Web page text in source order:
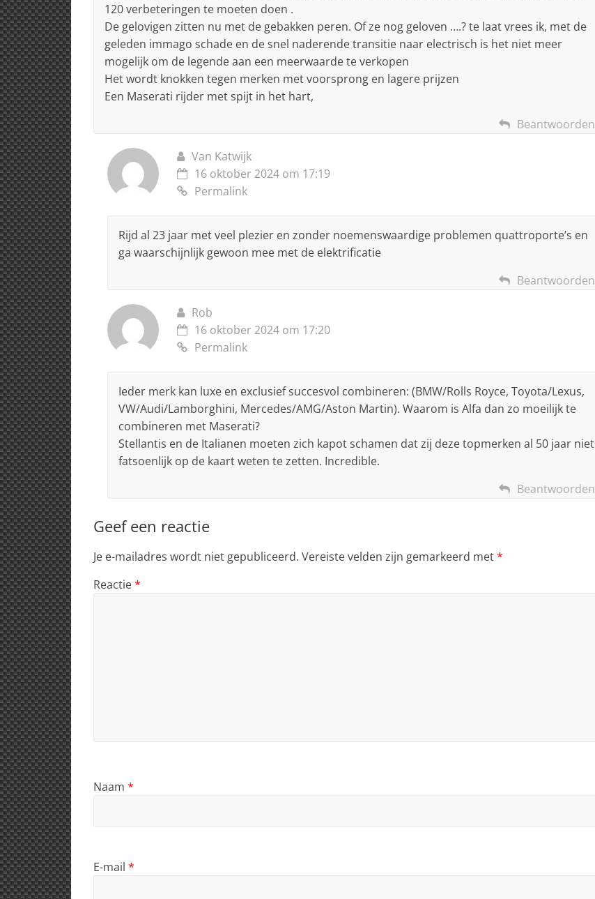
120 verbeteringen te moeten doen .
De gelovigen zitten nu met de gebakken peren. Of ze nog geloven ….? te laat vrees ik, met de
geleden immago schade en de snel naderende transitie naar electrisch is het niet meer
mogelijk om de legende aan een meerwaarde te verkopen
Het wordt knokken tegen merken met voorsprong en lagere prijzen
Een Maserati rijder met spijt in het hart,
Beantwoorden
Van Katwijk
16 oktober 2024 om 17:19
Permalink
Rijd al 23 jaar met veel plezier en zonder noemenswaardige problemen quattroporte’s en
ga waarschijnlijk gewoon mee met de elektrificatie
Beantwoorden
Rob
16 oktober 2024 om 17:20
Permalink
Ieder merk kan luxe en exclusief succesvol combineren: (BMW/Rolls Royce, Toyota/Lexus,
VW/Audi/Lamborghini, Mercedes/AMG/Aston Martin). Waarom is Alfa dan zo moeilijk te
combineren met Maserati?
Stellantis en de Italianen moeten zich kapot schamen dat zij deze topmerken al 50 jaar niet
fatsoenlijk op de kaart weten te zetten. Incredible.
Beantwoorden
Geef een reactie
Je e-mailadres wordt niet gepubliceerd. Vereiste velden zijn gemarkeerd met*
Reactie*
Naam *
E-mail *